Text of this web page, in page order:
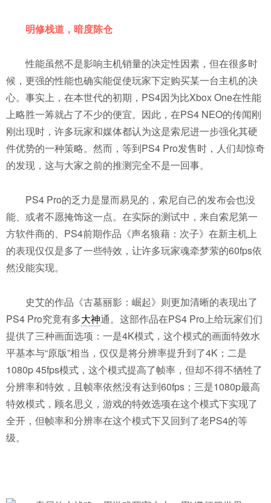
明修栈道，暗度陈仓
性能虽然不是影响主机销量的决定性因素，但在很多时
候，更强的性能也确实能促使玩家下定购买某一台主机的决
心。事实上，在本世代的初期，PS4因为比Xbox One在性能
上略胜一筹就占了不少的便宜。因此，在PS4 NEO的传闻刚
刚出现时，许多玩家和媒体都认为这是索尼进一步强化其硬
件优势的一种策略。然而，等到PS4 Pro发售时，人们却惊奇
的发现，这与大家之前的推测完全不是一回事。
PS4 Pro的乏力是显而易见的，索尼自己的发布会也没
能、或者不愿掩饰这一点。在实际的测试中，来自索尼第一
方软件商的、PS4前期作品《声名狼藉：次子》在新主机上
的表现仅仅是多了一些特效，让许多玩家魂牵梦萦的60fps依
然没能实现。
史艾的作品《古墓丽影：崛起》则更加清晰的表现出了
PS4 Pro究竟有多大神通。这部作品在PS4 Pro上给玩家们们
提供了三种画面选项：一是4K模式，这个模式的画面特效水
平基本与“原版”相当，仅仅是将分辨率提升到了4K；二是
1080p 45fps模式，这个模式提高了帧率，但却不得不牺牲了
分辨率和特效，且帧率依然没有达到60fps；三是1080p最高
特效模式，顾名思义，游戏的特效选项在这个模式下实现了
全开，但帧率和分辨率在这个模式下又回到了老PS4的等
级。